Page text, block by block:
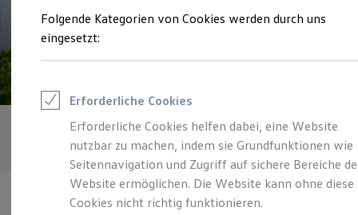
Gewerbliche Personenbeförderung
Service & mobile Werkstätten
Kühlfahrzeuge
ONE Business ID Vorteile
Fahrzeugsuche & Marktplatz
Fahrzeugsuche
Fahrzeuge online kaufen
Digitaler Marktplatz
Kauf & Finanzierung
Online-Fahrzeugbewertung
Aktionen & Angebote
Folgende Kategorien von Cookies werden durch uns
eingesetzt:
Erforderliche Cookies
Erforderliche Cookies helfen dabei, eine Website
nutzbar zu machen, indem sie Grundfunktionen wie
Seitennavigation und Zugriff auf sichere Bereiche
Website ermöglichen. Die Website kann ohne diese
Cookies nicht richtig funktionieren.